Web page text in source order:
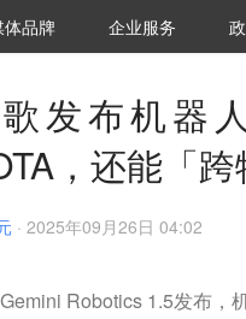
体品牌 36Kr研究院
企业服务
发布机器
，还能「
· 2025年09月26日 04:02
Robotics 1.5发布，